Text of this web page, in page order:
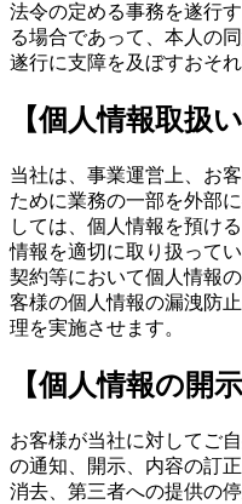
法令の定める事務を遂行
る場合であって、本人の
遂行に支障を及ぼすおそ
【個人情報取扱
当社は、事業運営上、お
ために業務の一部を外部
しては、個人情報を預け
情報を適切に取り扱って
契約等において個人情報
客様の個人情報の漏洩防
理を実施させます。
【個人情報の開
お客様が当社に対してご
の通知、開示、内容の訂
消去、第三者への提供の